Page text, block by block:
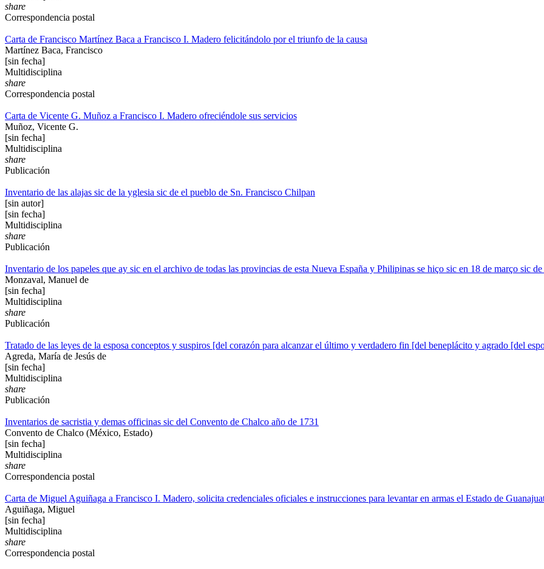
share
Correspondencia postal
Carta de Francisco Martínez Baca a Francisco I. Madero felicitándolo por el triunfo de la causa
Martínez Baca, Francisco
[sin fecha]
Multidisciplina
share
Correspondencia postal
Carta de Vicente G. Muñoz a Francisco I. Madero ofreciéndole sus servicios
Muñoz, Vicente G.
[sin fecha]
Multidisciplina
share
Publicación
Inventario de las alajas sic de la yglesia sic de el pueblo de Sn. Francisco Chilpan
[sin autor]
[sin fecha]
Multidisciplina
share
Publicación
Inventario de los papeles que ay sic en el archivo de todas las provincias de esta Nueva España y Philipinas se hiço sic en 18 de março sic
Monzaval, Manuel de
[sin fecha]
Multidisciplina
share
Publicación
Tratado de las leyes de la esposa conceptos y suspiros [del corazón para alcanzar el último y verdadero fin [del beneplácito y agrado [del
Agreda, María de Jesús de
[sin fecha]
Multidisciplina
share
Publicación
Inventarios de sacristia y demas officinas sic del Convento de Chalco año de 1731
Convento de Chalco (México, Estado)
[sin fecha]
Multidisciplina
share
Correspondencia postal
Carta de Miguel Aguiñaga a Francisco I. Madero, solicita credenciales oficiales e instrucciones para levantar en armas el Estado de
Aguiñaga, Miguel
[sin fecha]
Multidisciplina
share
Correspondencia postal